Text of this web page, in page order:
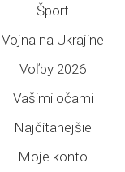
Šport
Vojna na Ukrajine
Voľby 2026
Vašimi očami
Najčítanejšie
Moje konto